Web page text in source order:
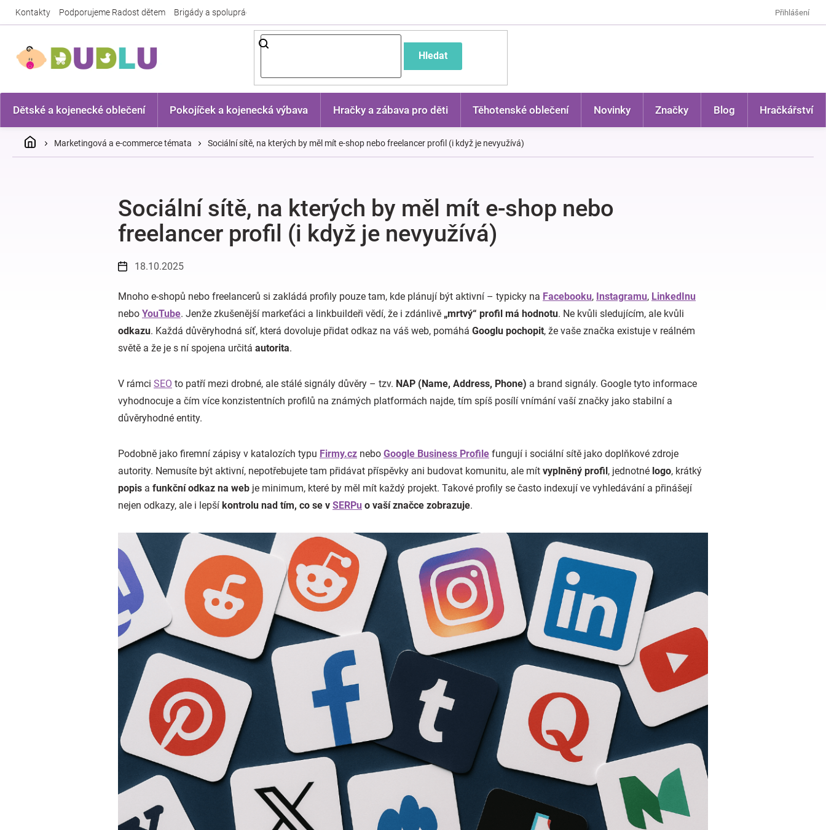
Kontakty Podporujeme Radost dětem Brigády a spolupráce Přihlášení
Hledat
Dětské a kojenecké oblečení Pokojíček a kojenecká výbava Hračky a zábava pro děti Těhotenské oblečení Novinky Značky Blog Hračkářství
DomůMarketingová a e-commerce témata Sociální sítě, na kterých by měl mít e-shop nebo freelancer profil (i když je nevyužívá)
Sociální sítě, na kterých by měl mít e-shop nebo
freelancer profil (i když je nevyužívá)
18.10.2025
Mnoho e-shopů nebo freelancerů si zakládá profily pouze tam, kde plánují být aktivní – typicky na Facebooku, Instagramu, LinkedInu
nebo YouTube. Jenže zkušenější markeťáci a linkbuildeři vědí, že i zdánlivě „mrtvý“ profil má hodnotu. Ne kvůli sledujícím, ale kvůli
odkazu. Každá důvěryhodná síť, která dovoluje přidat odkaz na váš web, pomáhá Googlu pochopit, že vaše značka existuje v reálném
světě a že je s ní spojena určitá autorita.
V rámci SEO to patří mezi drobné, ale stálé signály důvěry – tzv. NAP (Name, Address, Phone) a brand signály. Google tyto informace
vyhodnocuje a čím více konzistentních profilů na známých platformách najde, tím spíš posílí vnímání vaší značky jako stabilní a
důvěryhodné entity.
Podobně jako firemní zápisy v katalozích typu Firmy.cz nebo Google Business Profile fungují i sociální sítě jako doplňkové zdroje
autority. Nemusíte být aktivní, nepotřebujete tam přidávat příspěvky ani budovat komunitu, ale mít vyplněný profil, jednotné logo, krátký
popis a funkční odkaz na web je minimum, které by měl mít každý projekt. Takové profily se často indexují ve vyhledávání a přinášejí
nejen odkazy, ale i lepší kontrolu nad tím, co se v SERPu o vaší značce zobrazuje.